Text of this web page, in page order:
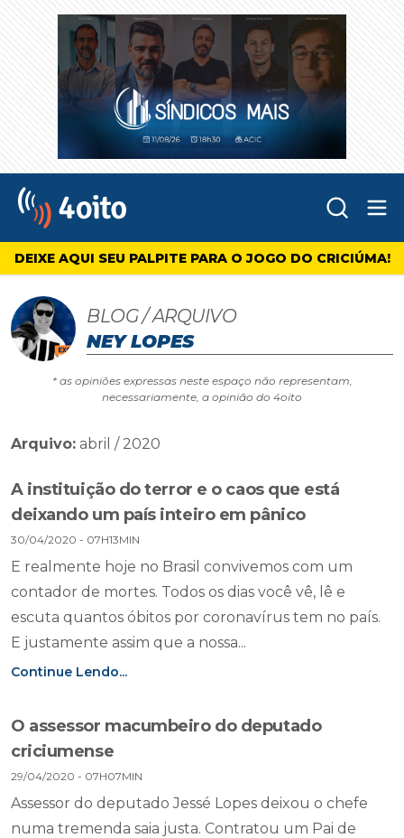
4oito
DEIXE AQUI SEU PALPITE PARA O JOGO DO CRICIÚMA!
BLOG / ARQUIVO
NEY LOPES
* as opiniões expressas neste espaço não representam,
necessariamente, a opinião do 4oito
Arquivo: abril / 2020
A instituição do terror e o caos que está
deixando um país inteiro em pânico
30/04/2020 - 07H13MIN
E realmente hoje no Brasil convivemos com um
contador de mortes. Todos os dias você vê, lê e
escuta quantos óbitos por coronavírus tem no país.
E justamente assim que a nossa...
Continue Lendo...
O assessor macumbeiro do deputado
criciumense
29/04/2020 - 07H07MIN
Assessor do deputado Jessé Lopes deixou o chefe
numa tremenda saia justa. Contratou um Pai de